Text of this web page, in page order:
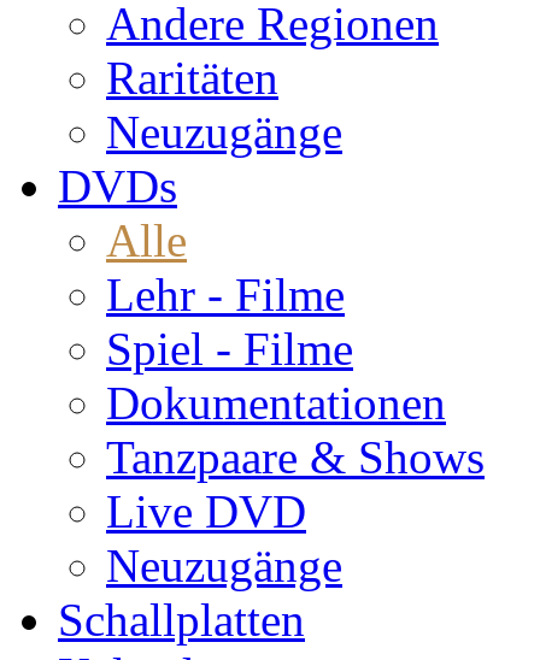
Andere Regionen
Raritäten
Neuzugänge
DVDs
Alle
Lehr - Filme
Spiel - Filme
Dokumentationen
Tanzpaare & Shows
Live DVD
Neuzugänge
Schallplatten